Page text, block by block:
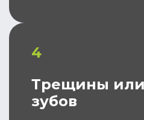
4
Трещины
зубов